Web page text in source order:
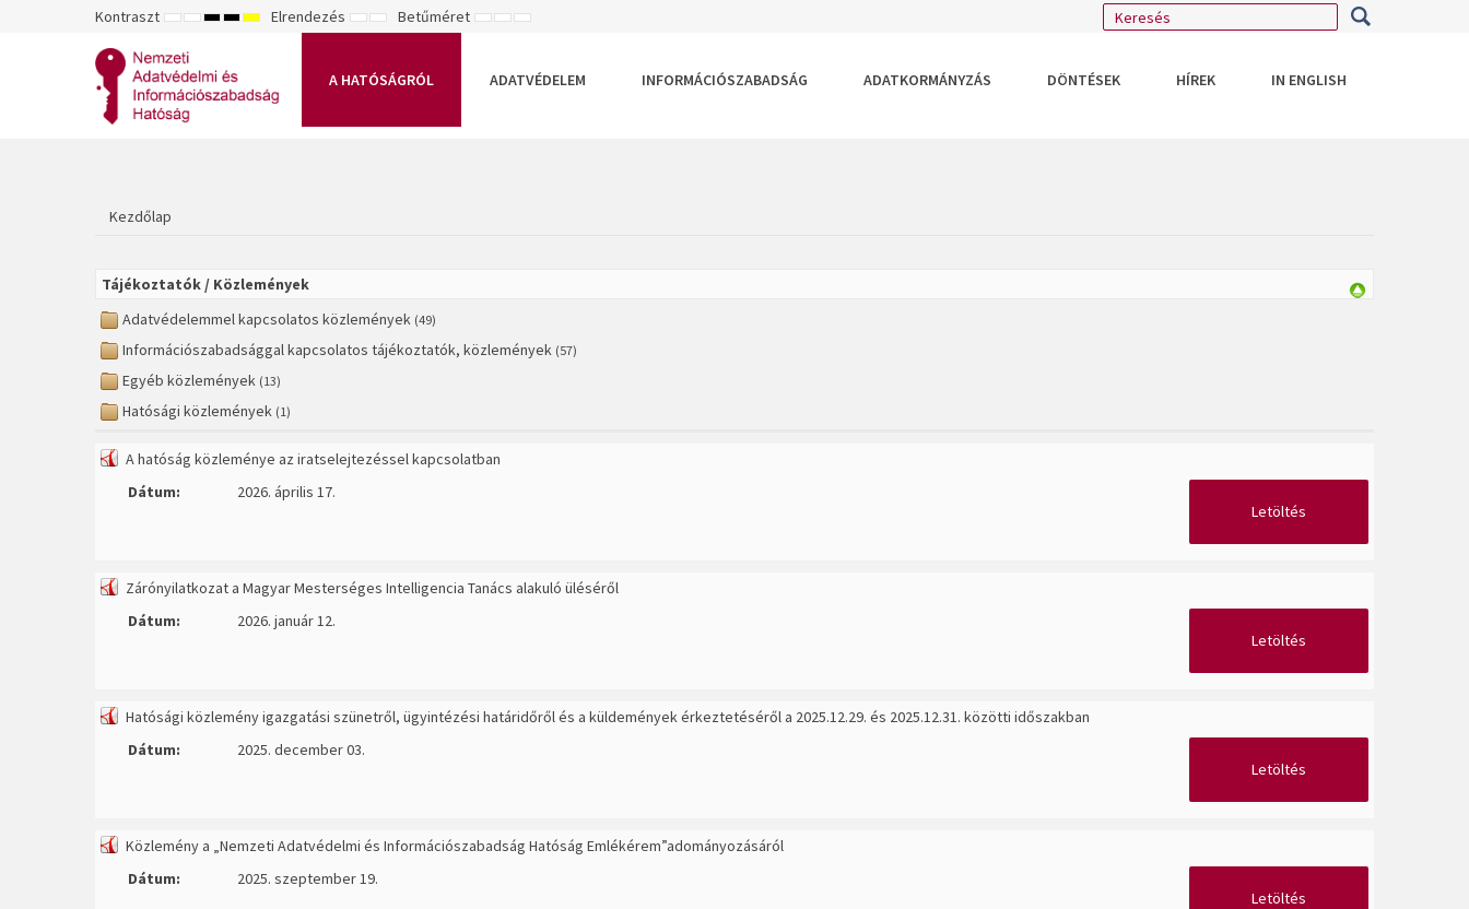
Kontraszt ALAPÉRTELMEZETT
ÉJSZAKAI
NAGY
FEHÉR
MÓD
NAGY
KONTRASZTÚ
SÁRGA
MÓD
NAGY
KONTRASZTÚ
MÓD
Elrendezés RÖGZÍTETT
ELRENDEZÉS
SZÉLES
ELRENDEZÉS
Betűméret KISEBB
ALAPÉRTELMEZETT
NAGYOBB
A HATÓSÁGRÓL
ADATVÉDELEM INFORMÁCIÓSZABADSÁG ADATKORMÁNYZÁS DÖNTÉSEK HÍREK IN ENGLISH
Kezdőlap
Tájékoztatók / Közlemények
Adatvédelemmel kapcsolatos közlemények (49)
Információszabadsággal kapcsolatos tájékoztatók, közlemények (57)
Egyéb közlemények (13)
Hatósági közlemények (1)
A hatóság közleménye az iratselejtezéssel kapcsolatban
Dátum:
2026. április 17.
Letöltés
Zárónyilatkozat a Magyar Mesterséges Intelligencia Tanács alakuló üléséről
Dátum:
2026. január 12.
Letöltés
Hatósági közlemény igazgatási szünetről, ügyintézési határidőről és a küldemények érkeztetéséről a 2025.12.29. és 2025.12.31. közötti időszakban
Dátum:
2025. december 03.
Letöltés
Közlemény a „Nemzeti Adatvédelmi és Információszabadság Hatóság Emlékérem”adományozásáról
Dátum:
2025. szeptember 19.
Letöltés